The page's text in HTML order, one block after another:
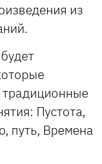
из
традиционные
Пустота,
путь, Времена